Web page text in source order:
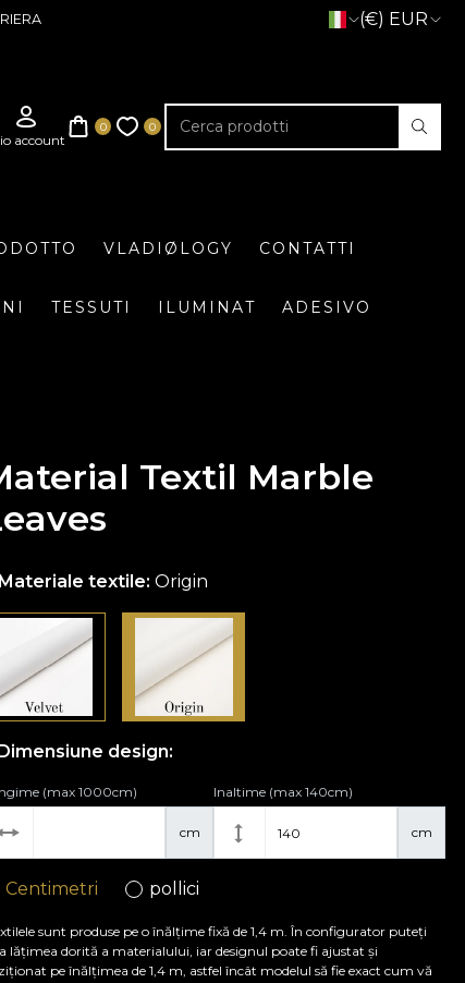
(€) EUR
VLADIØLOGY CONTATTI
TESSUTI ILUMINAT ADESIVO
Textil Marble
Materiale textile:Origin
design:
cm
(max 1000cm)
cm
Inaltime (max 140cm)
Centimetri pollici
sunt produse pe o înălțime fixă de 1,4 m. În configurator puteți
lățimea dorită a materialului, iar designul poate fi ajustat și
pe înălțimea de 1,4 m, astfel încât modelul să fie exact cum vă